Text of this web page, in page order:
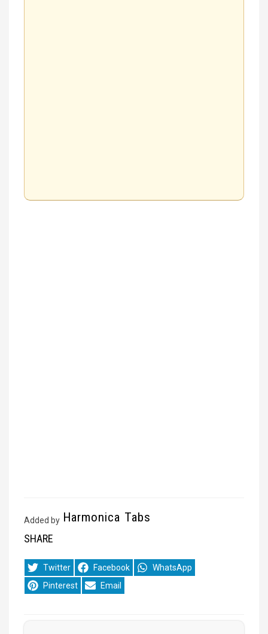
Added by Harmonica Tabs
SHARE
Share
on
Twitter
Share
on
Facebook
Share
on
WhatsApp
Share
on
Pinterest
Share
on
Email